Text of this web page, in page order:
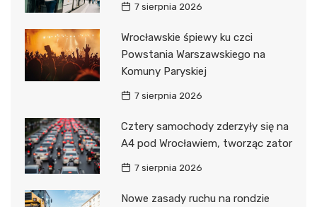
7 sierpnia 2026
Wrocławskie śpiewy ku czci
Powstania Warszawskiego na
Komuny Paryskiej
7 sierpnia 2026
Cztery samochody zderzyły się na
A4 pod Wrocławiem, tworząc zator
7 sierpnia 2026
Nowe zasady ruchu na rondzie